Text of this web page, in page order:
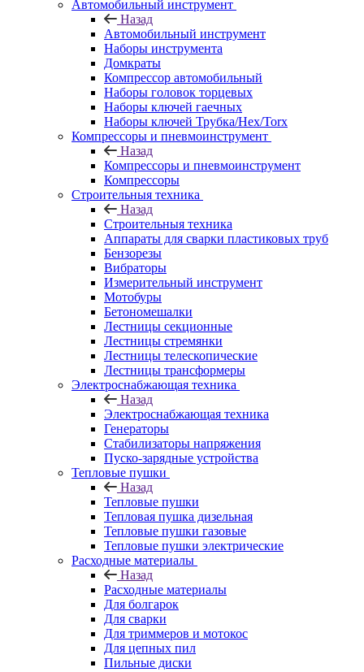
Автомобильный инструмент
Назад
Автомобильный инструмент
Наборы инструмента
Домкраты
Компрессор автомобильный
Наборы головок торцевых
Наборы ключей гаечных
Наборы ключей Трубка/Hex/Torx
Компрессоры и пневмоинструмент
Назад
Компрессоры и пневмоинструмент
Компрессоры
Строительныя техника
Назад
Строительныя техника
Аппараты для сварки пластиковых труб
Бензорезы
Вибраторы
Измерительный инструмент
Мотобуры
Бетономешалки
Лестницы секционные
Лестницы стремянки
Лестницы телескопические
Лестницы трансформеры
Электроснабжающая техника
Назад
Электроснабжающая техника
Генераторы
Стабилизаторы напряжения
Пуско-зарядные устройства
Тепловые пушки
Назад
Тепловые пушки
Тепловая пушка дизельная
Тепловые пушки газовые
Тепловые пушки электрические
Расходные материалы
Назад
Расходные материалы
Для болгарок
Для сварки
Для триммеров и мотокос
Для цепных пил
Пильные диски